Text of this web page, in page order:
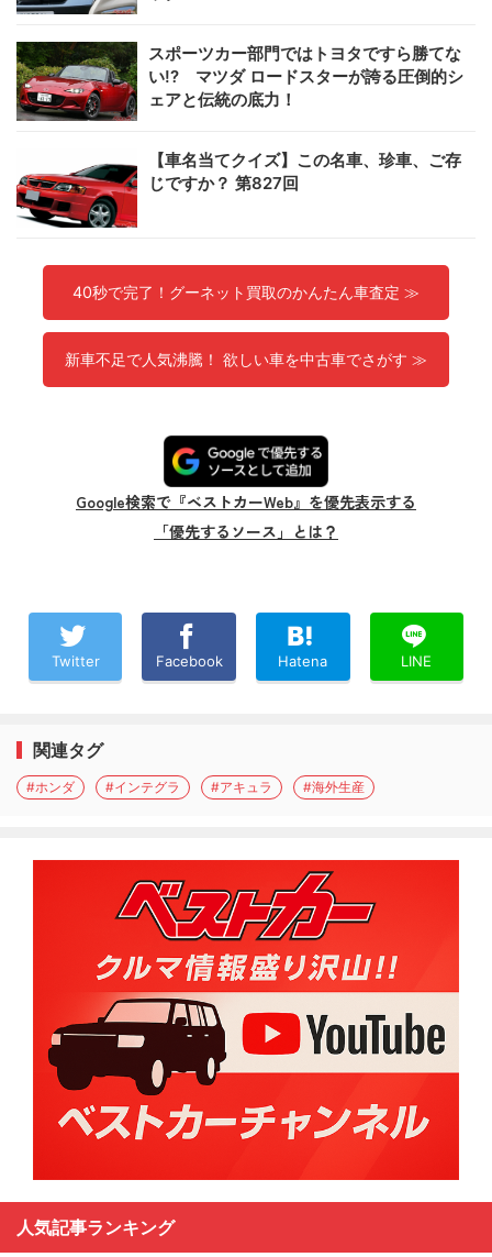
スポーツカー部門ではトヨタですら勝てな
い!? マツダ ロードスターが誇る圧倒的シ
ェアと伝統の底力！
【車名当てクイズ】この名車、珍車、ご存
じですか？ 第827回
40秒で完了！グーネット買取のかんたん車査定 ≫
新車不足で人気沸騰！ 欲しい車を中古車でさがす ≫
Google検索で『ベストカーWeb』を優先表示する
「優先するソース」とは？
Twitter Facebook Hatena LINE
関連タグ
#ホンダ #インテグラ #アキュラ #海外生産
人気記事ランキング